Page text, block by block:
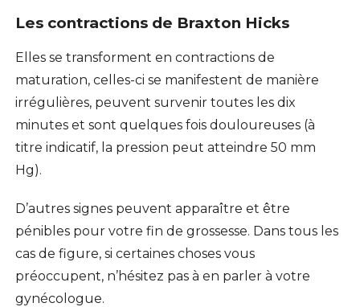
Les contractions de Braxton Hicks
Elles se transforment en contractions de
maturation, celles-ci se manifestent de manière
irrégulières, peuvent survenir toutes les dix
minutes et sont quelques fois douloureuses (à
titre indicatif, la pression peut atteindre 50 mm
Hg).
D’autres signes peuvent apparaître et être
pénibles pour votre fin de grossesse. Dans tous les
cas de figure, si certaines choses vous
préoccupent, n’hésitez pas à en parler à votre
gynécologue.